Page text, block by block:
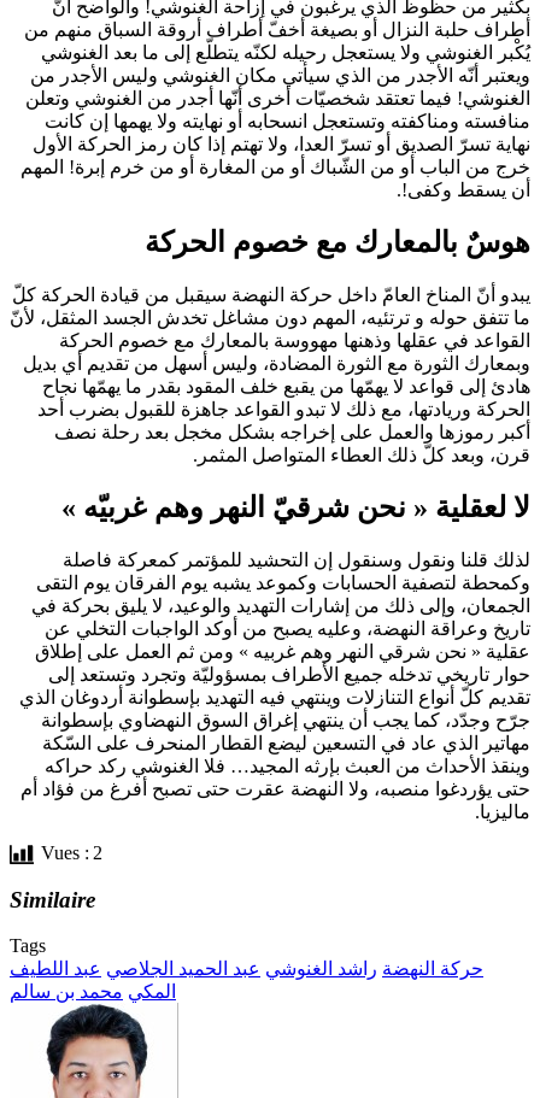
بكثير من حظوظ الذي يرغبون في إزاحة الغنوشي! والواضح أنّ
أطراف حلبة النزال أو بصيغة أخفّ أطراف أروقة السباق منهم من
يُكْبر الغنوشي ولا يستعجل رحيله لكنّه يتطلّع إلى ما بعد الغنوشي
ويعتبر أنّه الأجدر من الذي سيأتي مكان الغنوشي وليس الأجدر من
الغنوشي! فيما تعتقد شخصيّات أخرى أنّها أجدر من الغنوشي وتعلن
منافسته ومناكفته وتستعجل انسحابه أو نهايته ولا يهمها إن كانت
نهاية تسرّ الصديق أو تسرّ العدا، ولا تهتم إذا كان رمز الحركة الأول
خرج من الباب أو من الشّباك أو من المغارة أو من خرم إبرة! المهم
أن يسقط وكفى!.
هوسٌ بالمعارك مع خصوم الحركة
يبدو أنّ المناخ العامّ داخل حركة النهضة سيقبل من قيادة الحركة كلّ
ما تتفق حوله و ترتئيه، المهم دون مشاغل تخدش الجسد المثقل، لأنّ
القواعد في عقلها وذهنها مهووسة بالمعارك مع خصوم الحركة
وبمعارك الثورة مع الثورة المضادة، وليس أسهل من تقديم أي بديل
هادئ إلى قواعد لا يهمّها من يقبع خلف المقود بقدر ما يهمّها نجاح
الحركة وريادتها، مع ذلك لا تبدو القواعد جاهزة للقبول بضرب أحد
أكبر رموزها والعمل على إخراجه بشكل مخجل بعد رحلة نصف
قرن، وبعد كلّ ذلك العطاء المتواصل المثمر.
لا لعقلية « نحن شرقيّ النهر وهم غربيّه »
لذلك قلنا ونقول وسنقول إن التحشيد للمؤتمر كمعركة فاصلة
وكمحطة لتصفية الحسابات وكموعد يشبه يوم الفرقان يوم التقى
الجمعان، وإلى ذلك من إشارات التهديد والوعيد، لا يليق بحركة في
تاريخ وعراقة النهضة، وعليه يصبح من أوكد الواجبات التخلي عن
عقلية « نحن شرقي النهر وهم غربيه » ومن ثم العمل على إطلاق
حوار تاريخي تدخله جميع الأطراف بمسؤوليّة وتجرد وتستعد إلى
تقديم كلّ أنواع التنازلات وينتهي فيه التهديد بإسطوانة أردوغان الذي
جرّح وجدّد، كما يجب أن ينتهي إغراق السوق النهضاوي بإسطوانة
مهاتير الذي عاد في التسعين ليضع القطار المنحرف على السّكة
وينقذ الأحداث من العبث بإرثه المجيد… فلا الغنوشي ركد حراكه
حتى يؤردغوا منصبه، ولا النهضة عقرت حتى تصبح أفرغ من فؤاد أم
ماليزيا.
Vues : 2
Similaire
Tags
حركة النهضة راشد الغنوشي عبد الحميد الجلاصي عبد اللطيف
المكي محمد بن سالم